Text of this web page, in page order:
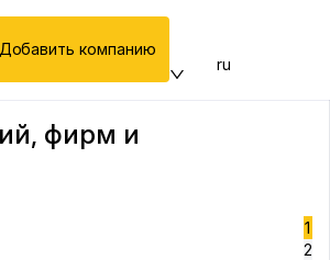
Добавить компанию
ru
фирм и
1
2